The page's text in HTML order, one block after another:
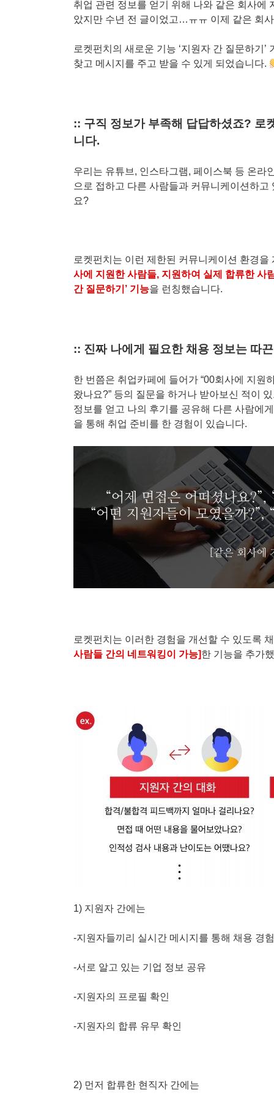
취업 관련 정보를 얻기 위해 나와 같은 회사
았지만 수년 전 글이었고…ㅠㅠ 이제 같은 회
로켓펀치의 새로운 기능 ‘지원자 간 질문하기
찾고 메시지를 주고 받을 수 있게 되었습니다.
:: 구직 정보가 부족해 답답하셨죠? 로
니다.
우리는 유튜브, 인스타그램, 페이스북 등 온라
으로 접하고 다른 사람들과 커뮤니케이션하
요?
로켓펀치는 이런 제한된 커뮤니케이션 환경
사에 지원한 사람들, 지원하여 실제 합류한 사
간 질문하기’ 기능을 런칭했습니다.
:: 진짜 나에게 필요한 채용 정보는 따끈
한 번쯤은 취업카페에 들어가 “00회사에 지원
왔나요?” 등의 질문을 하거나 받아보신 적이
정보를 얻고 나의 후기를 공유해 다른 사람에
을 통해 취업 준비를 한 경험이 있습니다.
로켓펀치는 이러한 경험을 개선할 수 있도록
사람들 간의 네트워킹이 가능]한 기능을 추가
1) 지원자 간에는
-지원자들끼리 실시간 메시지를 통해 채용 경
-서로 알고 있는 기업 정보 공유
-지원자의 프로필 확인
-지원자의 합류 유무 확인
2) 먼저 합류한 현직자 간에는